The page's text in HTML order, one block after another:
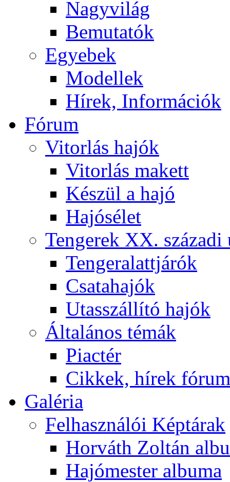
Nagyvilág
Bemutatók
Egyebek
Modellek
Hírek, Információk
Fórum
Vitorlás hajók
Vitorlás makett
Készül a hajó
Hajósélet
Tengerek XX. századi
Tengeralattjárók
Csatahajók
Utasszállító hajók
Általános témák
Piactér
Cikkek, hírek
Galéria
Felhasználói Képtárak
Horváth Zoltán
Hajómester albuma